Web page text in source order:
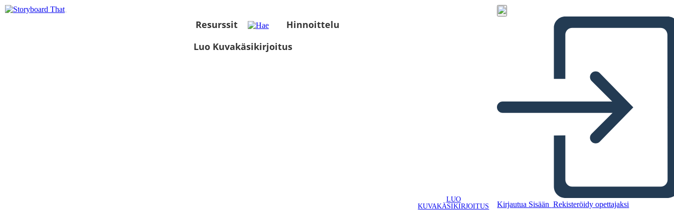
Resurssit
Hinnoittelu
Luo Kuvakäsikirjoitus
LUO
KUVAKÄSIKIRJOITUS
Kirjautua Sisään Rekisteröidy opettajaksi